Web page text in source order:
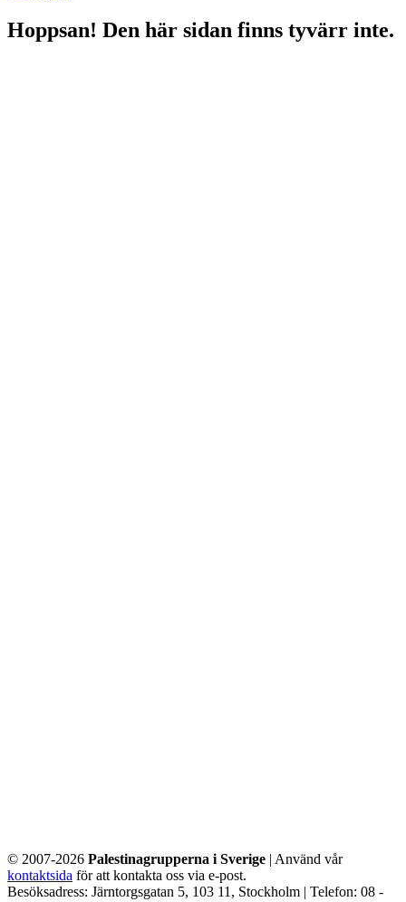
Hoppsan! Den här sidan finns tyvärr inte.
© 2007-2026 Palestinagrupperna i Sverige | Använd vår
kontaktsida för att kontakta oss via e-post.
Besöksadress: Järntorgsgatan 5, 103 11, Stockholm | Telefon: 08 -